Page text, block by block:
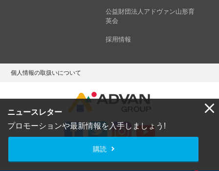
ニュースレター
プロモーションや最新情報を入手しましょう!
購読
公益財団法人アドヴァン山形育
英会
採用情報
個人情報の取扱いについて